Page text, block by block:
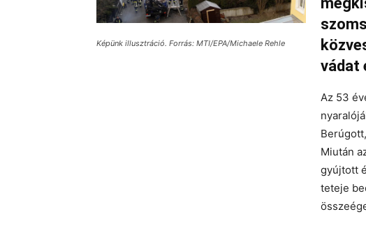
Képünk illusztráció. Forrás: MTI/EPA/Michaele Rehle
vádat
Az 53
Miután
gyújtott
teteje